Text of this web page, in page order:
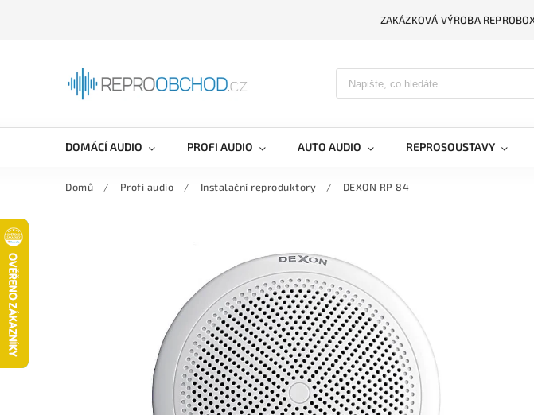
ZAKÁZKOVÁ VÝROBA
DOMÁCÍ AUDIO PROFI AUDIO AUTO AUDIO REPROSOUSTAVY
Domů / Profi audio / Instalační reproduktory / DEXON RP 84